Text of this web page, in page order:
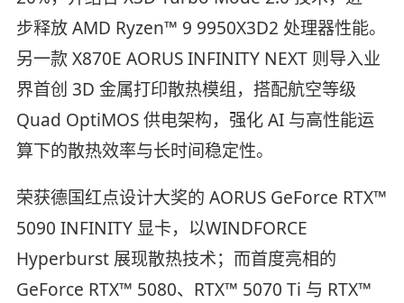
步释放 AMD Ryzen™ 9 9950X3D2 处理器性能。
另一款 X870E AORUS INFINITY NEXT 则导入业
界首创 3D 金属打印散热模组，搭配航空等级
Quad OptiMOS 供电架构，强化 AI 与高性能运
算下的散热效率与长时间稳定性。
荣获德国红点设计大奖的 AORUS GeForce RTX™
5090 INFINITY 显卡，以WINDFORCE
Hyperburst 展现散热技术；而首度亮相的
GeForce RTX™ 5080、RTX™ 5070 Ti 与 RTX™